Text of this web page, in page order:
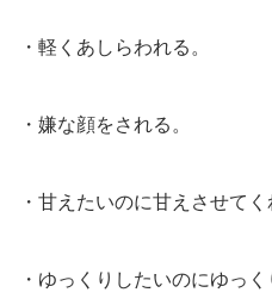
・軽くあしらわれる。
・嫌な顔をされる。
・甘えたいのに甘えさせてく
・ゆっくりしたいのにゆっく